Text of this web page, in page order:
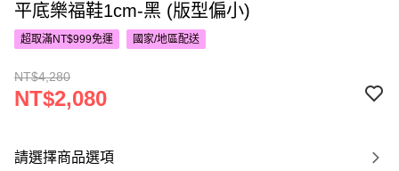
平底樂福鞋1cm-黑 (版型偏小)
超取滿NT$999免運 國家/地區配送
NT$4,280
NT$2,080
請選擇商品選項